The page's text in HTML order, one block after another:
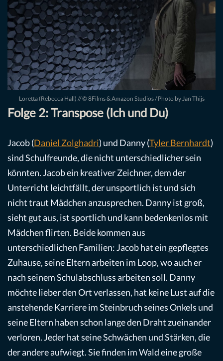
Loretta (Rebecca Hall) // © 8Films & Amazon Studios / Photo by Jan Thijs
Folge 2: Transpose (Ich und Du)
Jacob (Daniel Zolghadri) und Danny (Tyler Bernhardt)
sind Schulfreunde, die nicht unterschiedlicher sein
könnten. Jacob ein kreativer Zeichner, dem der
Unterricht leichtfällt, der unsportlich ist und sich
nicht traut Mädchen anzusprechen. Danny ist groß,
sieht gut aus, ist sportlich und kann bedenkenlos mit
Mädchen flirten. Beide kommen aus
unterschiedlichen Familien: Jacob hat ein gepflegtes
Zuhause, seine Eltern arbeiten im Loop, wo auch er
nach seinem Schulabschluss arbeiten soll. Danny
möchte lieber den Ort verlassen, hat keine Lust auf die
anstehende Karriere im Steinbruch seines Onkels und
seine Eltern haben schon lange den Draht zueinander
verloren. Jeder hat seine Schwächen und Stärken, die
der andere aufwiegt. Sie finden im Wald eine große